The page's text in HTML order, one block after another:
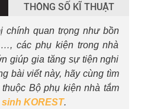
THÔNG SỐ KĨ THUẬT
chính quan trọng như bồn
các phụ kiện trong nhà
giúp gia tăng sự tiện nghi
bài viết này, hãy cùng tìm
Bộ phụ kiện nhà tắm
KOREST.